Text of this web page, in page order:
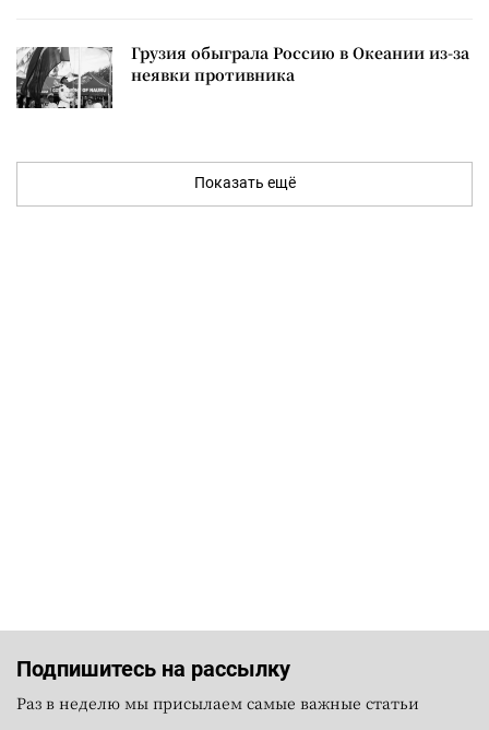
Грузия обыграла Россию в Океании из-за
неявки противника
Показать ещё
Подпишитесь на рассылку
Раз в неделю мы присылаем самые важные статьи